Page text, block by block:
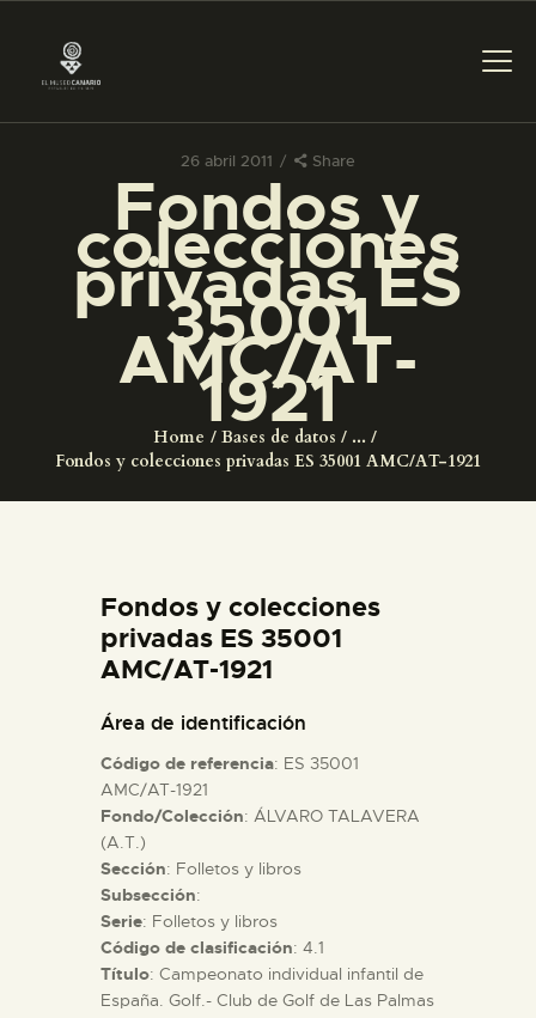
26 abril 2011 Share
Fondos y
colecciones
privadas ES
35001
AMC/AT-
1921
Home Bases de datos
...
Fondos y colecciones privadas ES 35001 AMC/AT-1921
PREPARAR LA VISITA
ACTIVIDADES
EL MUSEO
ESPAÑOL
ACTIVIDADES
█
EL MUSEO
COLECCIONES
Fondos y colecciones
privadas ES 35001
AMC/AT-1921
Área de identificación
Código de referencia: ES 35001
AMC/AT-1921
Fondo/Colección: ÁLVARO TALAVERA
(A.T.)
Sección: Folletos y libros
Subsección:
Serie: Folletos y libros
Código de clasificación: 4.1
Título: Campeonato individual infantil de
España. Golf.- Club de Golf de Las Palmas